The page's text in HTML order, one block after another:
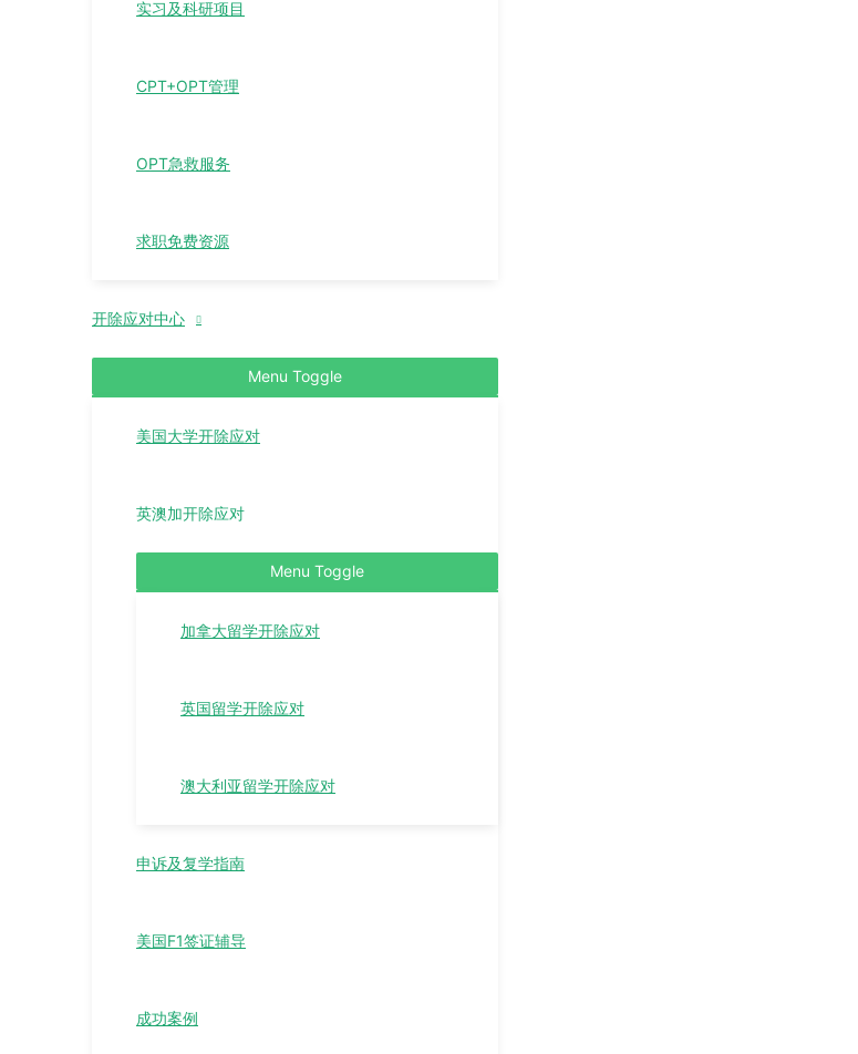
实习及科研项目
CPT+OPT管理
OPT急救服务
求职免费资源
开除应对中心
Menu Toggle
美国大学开除应对
英澳加开除应对
Menu Toggle
加拿大留学开除应对
英国留学开除应对
澳大利亚留学开除应对
申诉及复学指南
美国F1签证辅导
成功案例